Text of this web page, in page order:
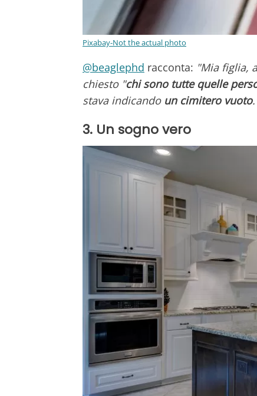
Pixabay-Not the actual photo
@beaglephd racconta: "Mia figlia,
chiesto "chi sono tutte quelle
stava indicando un cimitero vuoto
3. Un sogno vero